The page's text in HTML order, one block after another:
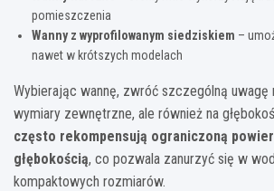
pomieszczenia
Wanny z wyprofilowanym siedziskiem –
nawet w krótszych modelach
Wybierając wannę, zwróć szczególną uwagę
wymiary zewnętrzne, ale również na
często rekompensują ograniczoną
głębokością, co pozwala zanurzyć się w
kompaktowych rozmiarów.